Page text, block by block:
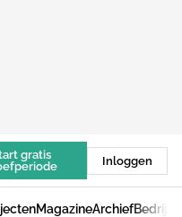
gratis
Inloggen
MagazineArchief